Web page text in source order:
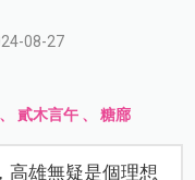
08-27
貳木言午 、糖廍
高雄無疑是個理想